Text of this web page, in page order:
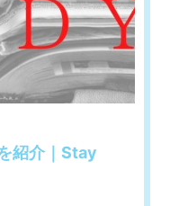
紹介｜Stay